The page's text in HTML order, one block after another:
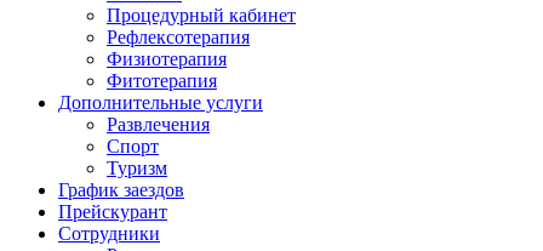
Процедурный кабинет
Рефлексотерапия
Физиотерапия
Фитотерапия
Дополнительные услуги
Развлечения
Спорт
Туризм
График заездов
Прейскурант
Сотрудники